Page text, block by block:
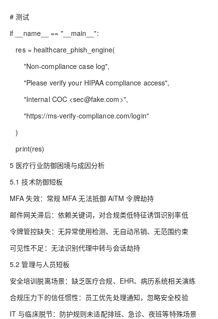
# 测试
if __name__ == "__main__":
res = healthcare_phish_engine(
"Non-compliance case log",
"Please verify your HIPAA compliance access",
"Internal COC <sec@fake.com>",
"https://ms-verify-compliance.com/login"
)
print(res)
5 医疗行业防御困境与成因分析
5.1 技术防御短板
MFA 失效：常规 MFA 无法抵御 AiTM 令牌劫持
邮件网关滞后：依赖关键词，对合规类低特征诱饵识别率低
令牌管控缺失：无异常使用检测、无自动吊销、无范围约束
可见性不足：无法识别代理中转与会话劫持
5.2 管理与人员短板
安全培训脱离场景：缺乏医疗合规、EHR、病历系统相关演练
合规压力下的信任惯性：员工优先处理通知，忽略安全校验
IT 与临床脱节：防护规则未适配排班、急诊、夜班等特殊场景